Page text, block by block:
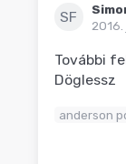
SF
2016.
További
Döglessz
anderson